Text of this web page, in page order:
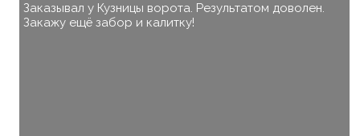
Заказывал у Кузницы ворота. Результатом доволен.
Закажу ещё забор и калитку!